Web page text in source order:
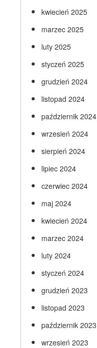
kwiecień 2025
marzec 2025
luty 2025
styczeń 2025
grudzień 2024
listopad 2024
październik 2024
wrzesień 2024
sierpień 2024
lipiec 2024
czerwiec 2024
maj 2024
kwiecień 2024
marzec 2024
luty 2024
styczeń 2024
grudzień 2023
listopad 2023
październik 2023
wrzesień 2023